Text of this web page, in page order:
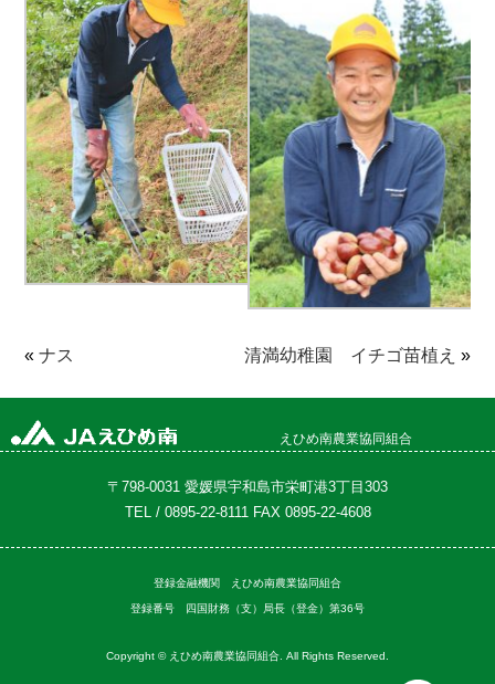
«ナス 清満幼稚園 イチゴ苗植え »
えひめ南農業協同組合
〒798-0031 愛媛県宇和島市栄町港3丁目303
TEL / 0895-22-8111 FAX 0895-22-4608
登録金融機関 えひめ南農業協同組合
登録番号 四国財務（支）局長（登金）第36号
Copyright © えひめ南農業協同組合. All Rights Reserved.